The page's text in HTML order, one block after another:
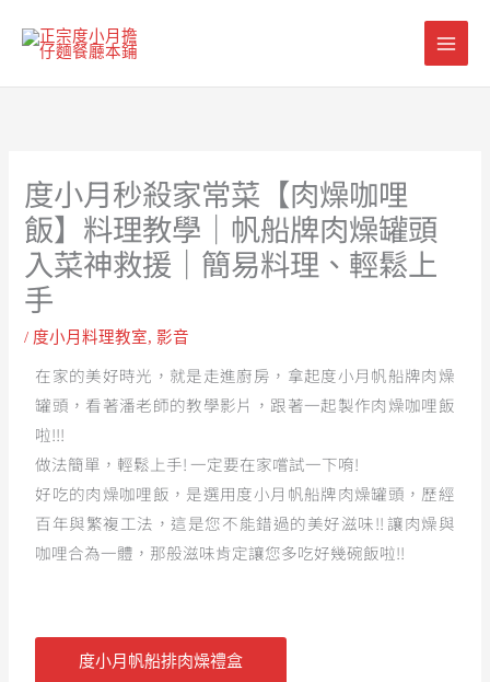
度小月秒殺家常菜【肉燥咖哩
飯】料理教學｜帆船牌肉燥罐頭
入菜神救援｜簡易料理、輕鬆上
手
/ 度小月料理教室,影音
在家的美好時光，就是走進廚房，拿起度小月帆船牌肉燥
罐頭，看著潘老師的教學影片，跟著一起製作肉燥咖哩飯
啦!!!
做法簡單，輕鬆上手! 一定要在家嚐試一下唷!
好吃的肉燥咖哩飯，是選用度小月帆船牌肉燥罐頭，歷經
百年與繁複工法，這是您不能錯過的美好滋味!! 讓肉燥與
咖哩合為一體，那般滋味肯定讓您多吃好幾碗飯啦!!
度小月帆船排肉燥禮盒